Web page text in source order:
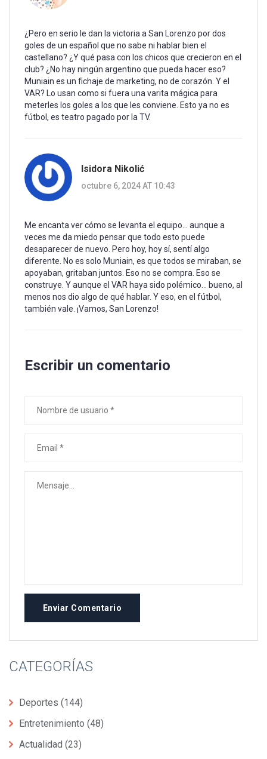
¿Pero en serio le dan la victoria a San Lorenzo por dos
goles de un español que no sabe ni hablar bien el
castellano? ¿Y qué pasa con los chicos que crecieron en el
club? ¿No hay ningún argentino que pueda hacer eso?
Muniain es un fichaje de marketing, no de corazón. Y el
VAR? Lo usan como si fuera una varita mágica para
meterles los goles a los que les conviene. Esto ya no es
fútbol, es teatro pagado por la TV.
Isidora Nikolić
octubre 6, 2024 AT 10:43
Me encanta ver cómo se levanta el equipo... aunque a
veces me da miedo pensar que todo esto puede
desaparecer de nuevo. Pero hoy, hoy sí, sentí algo
diferente. No es solo Muniain, es que todos se miraban, se
apoyaban, gritaban juntos. Eso no se compra. Eso se
construye. Y aunque el VAR haya sido polémico... bueno, al
menos nos dio algo de qué hablar. Y eso, en el fútbol,
también vale. ¡Vamos, San Lorenzo!
Escribir un comentario
Enviar Comentario
CATEGORÍAS
Deportes (144)
Entretenimiento (48)
Actualidad (23)